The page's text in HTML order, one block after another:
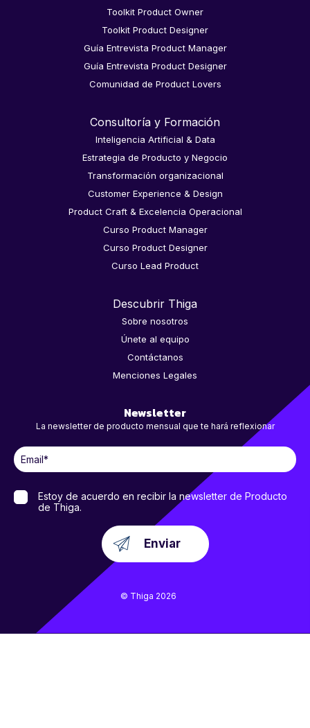
Toolkit Product Owner
Toolkit Product Designer
Guía Entrevista Product Manager
Guía Entrevista Product Designer
Comunidad de Product Lovers
Consultoría y Formación
Inteligencia Artificial & Data
Estrategia de Producto y Negocio
Transformación organizacional
Customer Experience & Design
Product Craft & Excelencia Operacional
Curso Product Manager
Curso Product Designer
Curso Lead Product
Descubrir Thiga
Sobre nosotros
Únete al equipo
Contáctanos
Menciones Legales
Newsletter
La newsletter de producto mensual que te hará reflexionar
Estoy de acuerdo en recibir la newsletter de Producto
de Thiga.
© Thiga 2026